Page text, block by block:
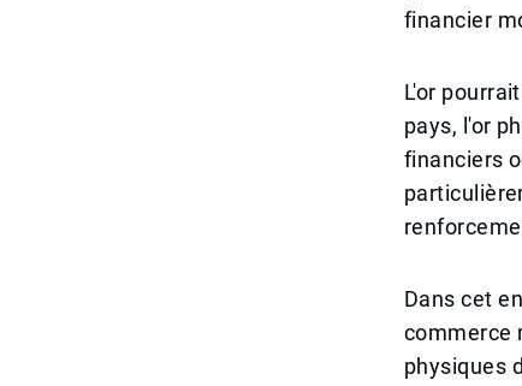
financier
L'or
pays, l'or
financiers
Dans cet
commerce
physiques